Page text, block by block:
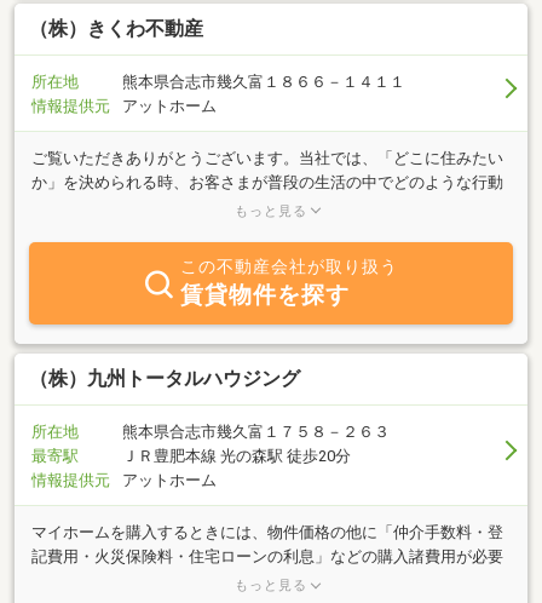
（株）きくわ不動産
所在地
熊本県合志市幾久富１８６６－１４１１
情報提供元
アットホーム
ご覧いただきありがとうございます。当社では、「どこに住みたい
か」を決められる時、お客さまが普段の生活の中でどのような行動
をとるかを考えた、ライフスタイルに合った物件探しをおすすめ致
などの住まいをおさがしの方は一度ご連絡ください。誠心誠意、お
客さまにとって住みよい生活をご提供できるよう、お部屋探しのパ
ートナーとしてサポートさせていただきます。特に、車好きのお客
さまには、ぜひ一度足を運んでいただきたいと思っております。み
なさまのご相談、ご来店を心よりお待ち申し上げております。
もっと見る
この不動産会社が取り扱う
賃貸物件を探す
（株）九州トータルハウジング
所在地
熊本県合志市幾久富１７５８－２６３
最寄駅
ＪＲ豊肥本線 光の森駅 徒歩20分
情報提供元
アットホーム
マイホームを購入するときには、物件価格の他に「仲介手数料・登
記費用・火災保険料・住宅ローンの利息」などの購入諸費用が必要
になり、事前に知っていなければ損をしてしまう費用があります。
もっと見る